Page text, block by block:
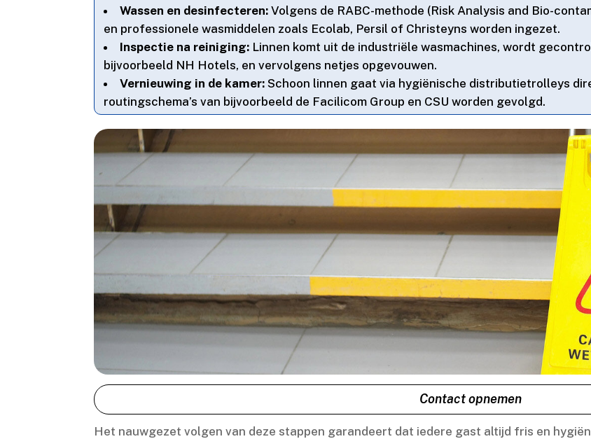
Wassen en desinfecteren: Volgens de RABC-methode (Risk Analysis and Bio-
en professionele wasmiddelen zoals Ecolab, Persil of Christeyns worden ingezet.​
Inspectie na reiniging: Linnen komt uit de industriële wasmachines, wordt
bijvoorbeeld NH Hotels, en vervolgens netjes opgevouwen.​
Vernieuwing in de kamer: Schoon linnen gaat via hygiënische distributietrolleys
routingschema’s van bijvoorbeeld de Facilicom Group en CSU worden gevolgd.​
Contact opnemen
Het nauwgezet volgen van deze stappen garandeert dat iedere gast altijd fris en